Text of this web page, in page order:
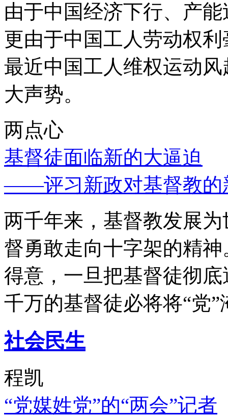
由于中国经济下行、产
更由于中国工人劳动权
最近中国工人维权运动
大声势。
两点心
基督徒面临新的大逼迫
——评习新政对基督教的
两千年来，基督教发展
督勇敢走向十字架的精
得意，一旦把基督徒彻
千万的基督徒必将将“党”
社会民生
程凯
“党媒姓党”的“两会”记者